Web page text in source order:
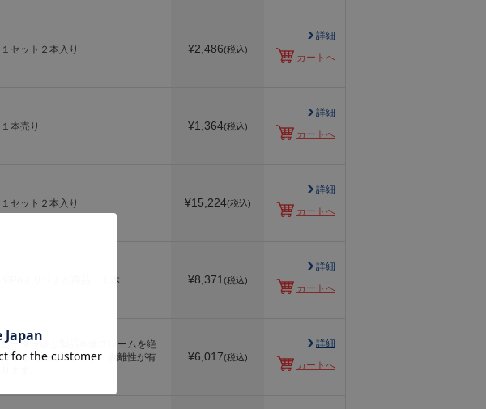
１セット２本入り ¥2,486(税込)
詳細
カートへ
１本売り ¥1,364(税込)
詳細
カートへ
１セット２本入り ¥15,224(税込)
詳細
カートへ
NiPoオリジナル商品 １本 ¥8,371 (税込)
詳細
カートへ
ヒーター線と製品本体フレームを絶
縁する為に使用します。剥離性が有
¥6,017(税込)
詳細
カートへ